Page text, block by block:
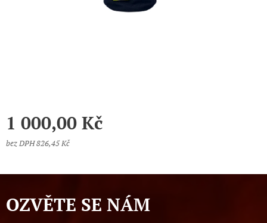
1 000,00 Kč
bez DPH 826,45 Kč
OZVĚTE SE NÁM